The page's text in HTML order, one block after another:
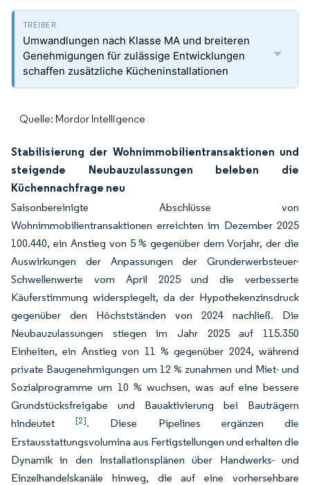
Umwandlungen nach Klasse MA und breiteren
Genehmigungen für zulässige Entwicklungen
schaffen zusätzliche Kücheninstallationen
Quelle: Mordor Intelligence
Stabilisierung der Wohnimmobilientransaktionen und
steigende Neubauzulassungen beleben die
Küchennachfrage neu
Saisonbereinigte Abschlüsse von
Wohnimmobilientransaktionen erreichten im Dezember 2025
100.440, ein Anstieg von 5 % gegenüber dem Vorjahr, der die
Auswirkungen der Anpassungen der Grunderwerbsteuer-
Schwellenwerte vom April 2025 und die verbesserte
Käuferstimmung widerspiegelt, da der Hypothekenzinsdruck
gegenüber den Höchstständen von 2024 nachließ. Die
Neubauzulassungen stiegen im Jahr 2025 auf 115.350
Einheiten, ein Anstieg von 11 % gegenüber 2024, während
private Baugenehmigungen um 12 % zunahmen und Miet- und
Sozialprogramme um 10 % wuchsen, was auf eine bessere
Grundstücksfreigabe und Bauaktivierung bei Bauträgern
hindeutet[2]. Diese Pipelines ergänzen die
Erstausstattungsvolumina aus Fertigstellungen und erhalten die
Dynamik in den Installationsplänen über Handwerks- und
Einzelhandelskanäle hinweg, die auf eine vorhersehbare